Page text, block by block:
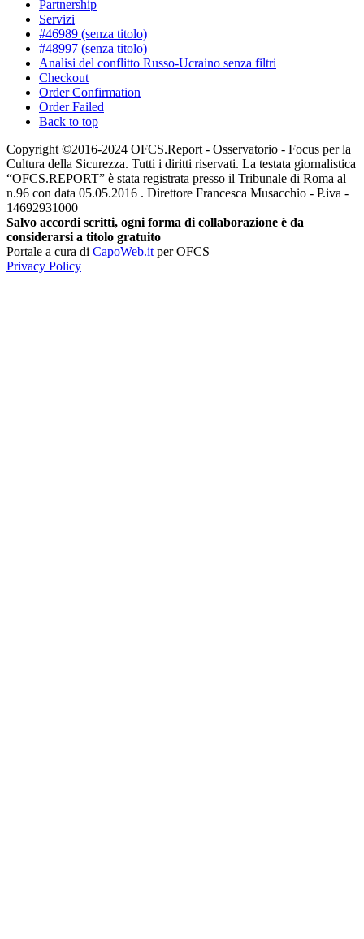
Partnership
Servizi
#46989 (senza titolo)
#48997 (senza titolo)
Analisi del conflitto Russo-Ucraino senza filtri
Checkout
Order Confirmation
Order Failed
Back to top
Copyright ©2016-2024 OFCS.Report - Osservatorio - Focus per la
Cultura della Sicurezza. Tutti i diritti riservati. La testata giornalistica
“OFCS.REPORT” è stata registrata presso il Tribunale di Roma al
n.96 con data 05.05.2016 . Direttore Francesca Musacchio - P.iva -
14692931000
Salvo accordi scritti, ogni forma di collaborazione è da
considerarsi a titolo gratuito
Portale a cura di CapoWeb.it per OFCS
Privacy Policy